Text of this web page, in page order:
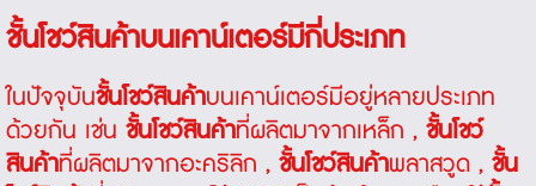
ชั้นโชว์สินค้าบนเคาน์เตอร์มีกี่ประเภท
ในปัจจุบันชั้นโชว์สินค้าบนเคาน์เตอร์มีอยู่หลายประเภท
ด้วยกัน เช่น ชั้นโชว์สินค้าที่ผลิตมาจากเหล็ก , ชั้นโชว์
สินค้าที่ผลิตมาจากอะคริลิก , ชั้นโชว์สินค้าพลาสวูด , ชั้น